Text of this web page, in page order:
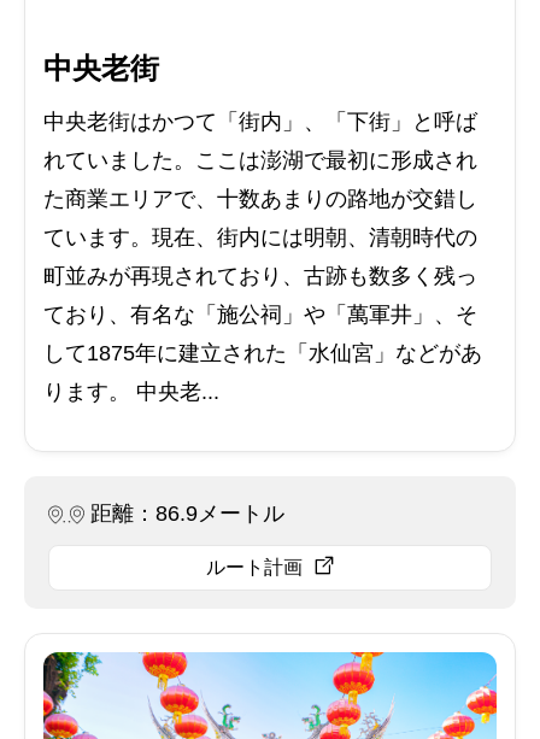
中央老街
中央老街はかつて「街内」、「下街」と呼ば
れていました。ここは澎湖で最初に形成され
た商業エリアで、十数あまりの路地が交錯し
ています。現在、街内には明朝、清朝時代の
町並みが再現されており、古跡も数多く残っ
ており、有名な「施公祠」や「萬軍井」、そ
して1875年に建立された「水仙宮」などがあ
ります。 中央老...
距離：86.9メートル
ルート計画